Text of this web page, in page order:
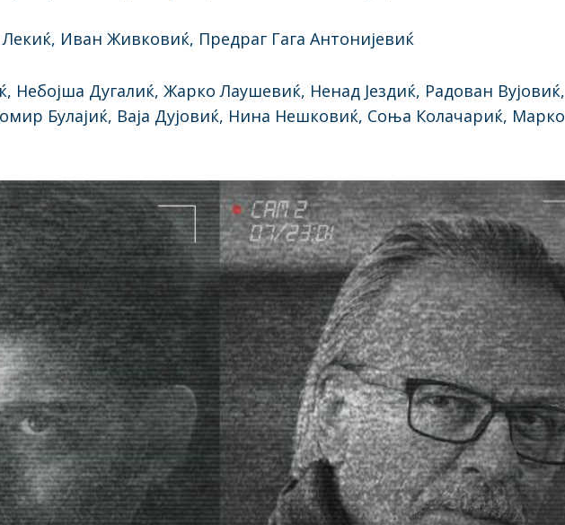
Иван Живковиќ, Предраг Гага Антонијевиќ
Небојша Дугалиќ, Жарко Лаушевиќ, Ненад Јездиќ, Радован Вујовиќ,
Булајиќ, Ваја Дујовиќ, Нина Нешковиќ, Соња Колачариќ, Марко